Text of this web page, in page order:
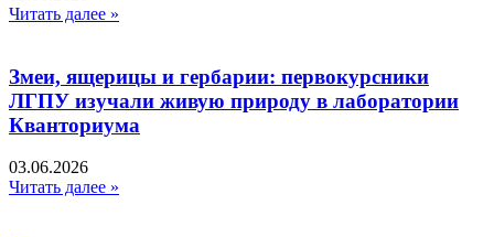
Читать далее »
Змеи, ящерицы и гербарии: первокурсники
ЛГПУ изучали живую природу в лаборатории
Кванториума
03.06.2026
Читать далее »